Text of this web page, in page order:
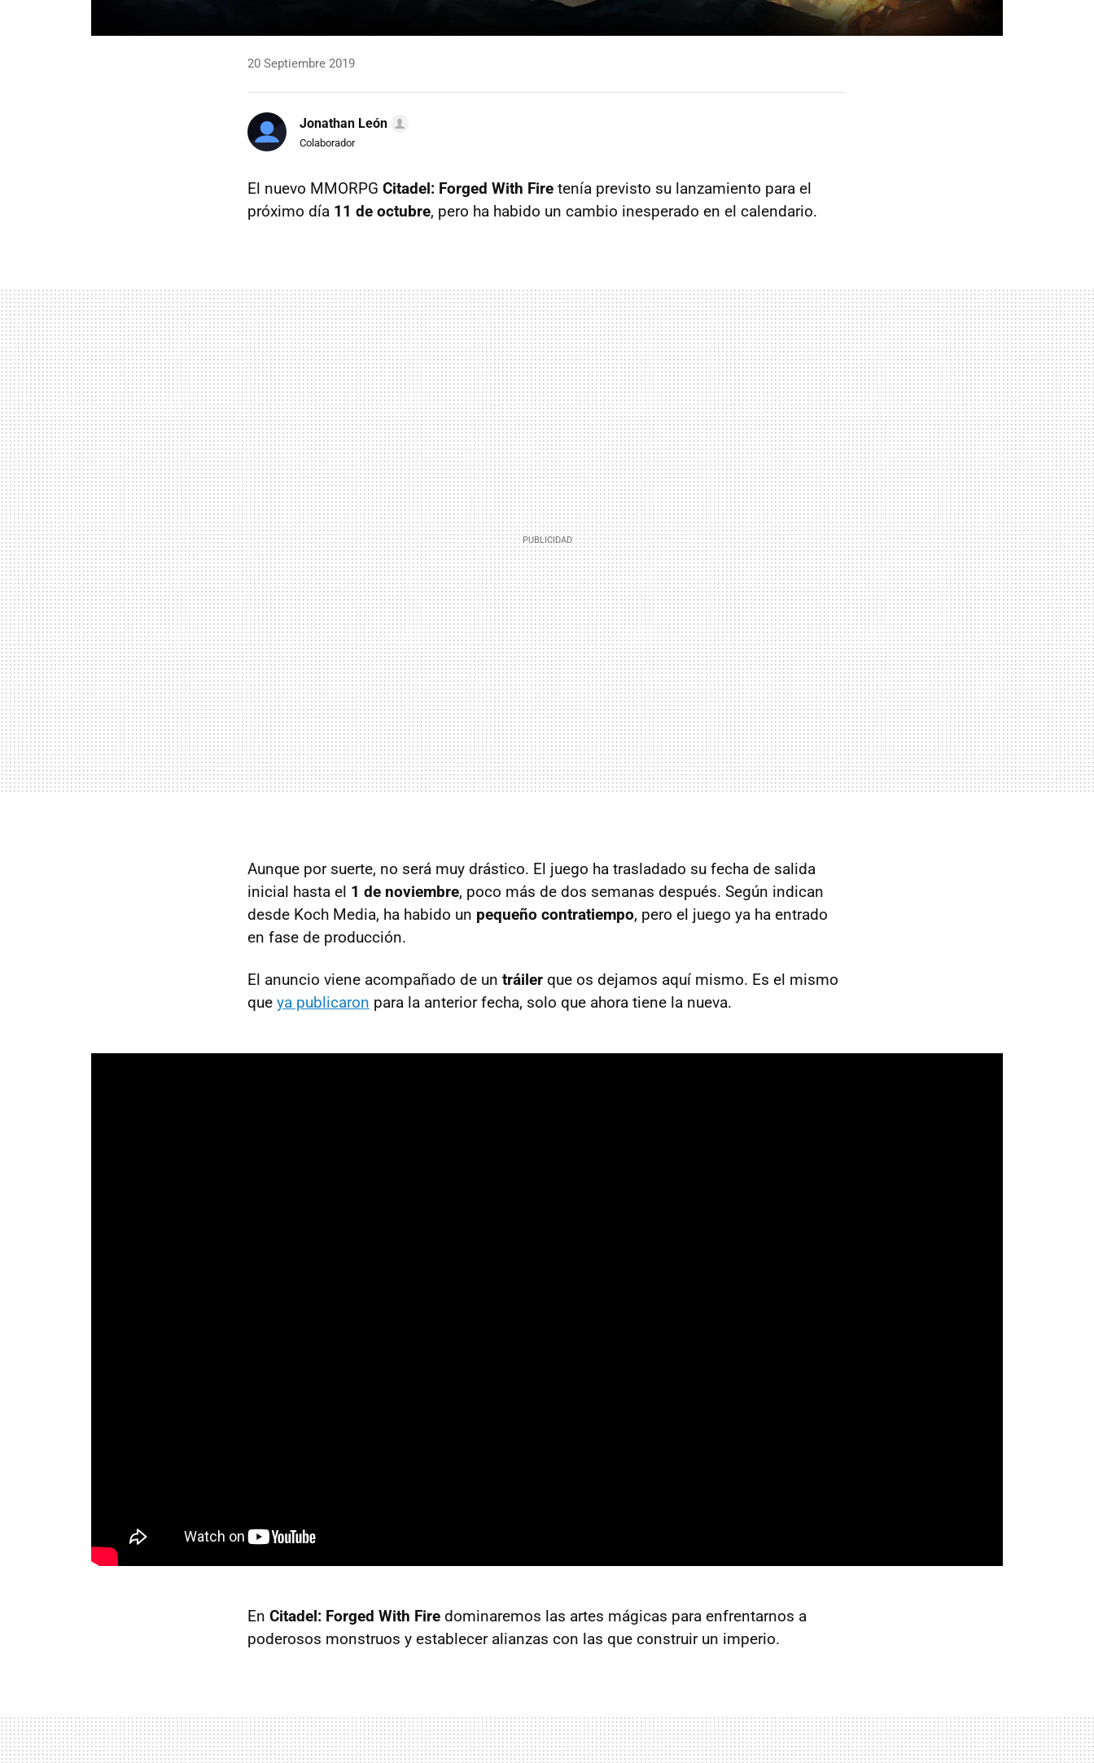
20 Septiembre 2019
Jonathan León
Colaborador
El nuevo MMORPG Citadel: Forged With Fire tenía previsto su lanzamiento para el
próximo día 11 de octubre, pero ha habido un cambio inesperado en el calendario.
Aunque por suerte, no será muy drástico. El juego ha trasladado su fecha de salida
inicial hasta el 1 de noviembre, poco más de dos semanas después. Según indican
desde Koch Media, ha habido un pequeño contratiempo, pero el juego ya ha entrado
en fase de producción.
El anuncio viene acompañado de un tráiler que os dejamos aquí mismo. Es el mismo
que ya publicaron para la anterior fecha, solo que ahora tiene la nueva.
En Citadel: Forged With Fire dominaremos las artes mágicas para enfrentarnos a
poderosos monstruos y establecer alianzas con las que construir un imperio.